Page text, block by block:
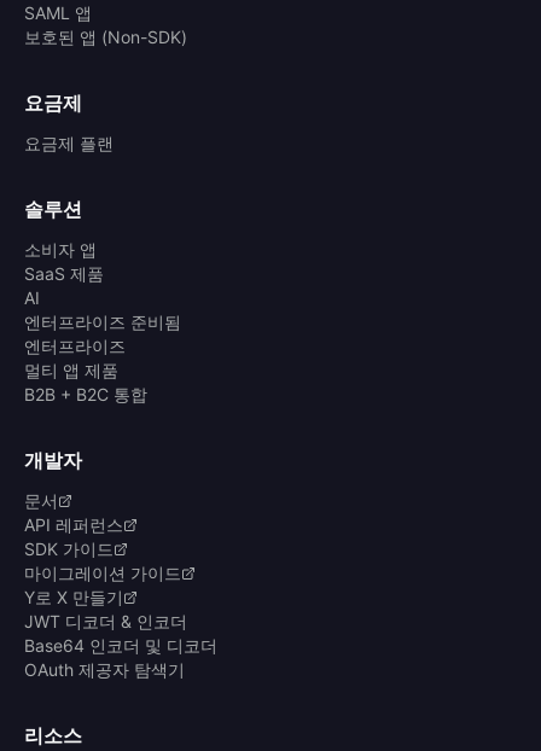
SAML 앱
보호된 앱 (Non-SDK)
요금제
요금제 플랜
솔루션
소비자 앱
SaaS 제품
AI
엔터프라이즈 준비됨
엔터프라이즈
멀티 앱 제품
B2B + B2C 통합
개발자
문서
API 레퍼런스
SDK 가이드
마이그레이션 가이드
Y로 X 만들기
JWT 디코더 & 인코더
Base64 인코더 및 디코더
OAuth 제공자 탐색기
리소스